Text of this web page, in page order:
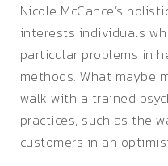
Nicole McCance’s
interests individuals
particular problems in
methods. What maybe
walk with a trained
practices, such as the
customers in an